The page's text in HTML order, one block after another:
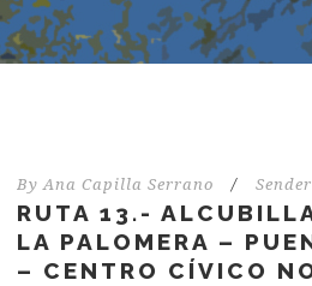
ByAna Capilla Serrano /
RUTA 13.-
LA PALOMERA –
– CENTRO CÍVICO